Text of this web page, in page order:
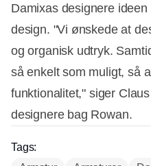
Damixas designere
design. "Vi ønskede at
og organisk udtryk.
så enkelt som muligt, så
funktionalitet," siger
designere bag Rowan.
Tags: